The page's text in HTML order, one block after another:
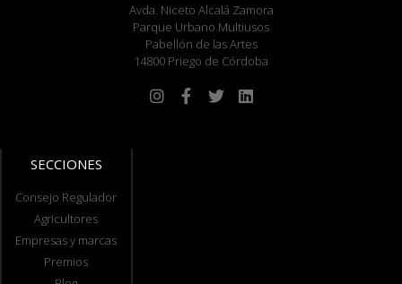
Avda. Niceto Alcalá Zamora
Parque Urbano Multiusos
Pabellón de las Artes
14800 Priego de Córdoba
SECCIONES
Consejo Regulador
Agricultores
Empresas y marcas
Premios